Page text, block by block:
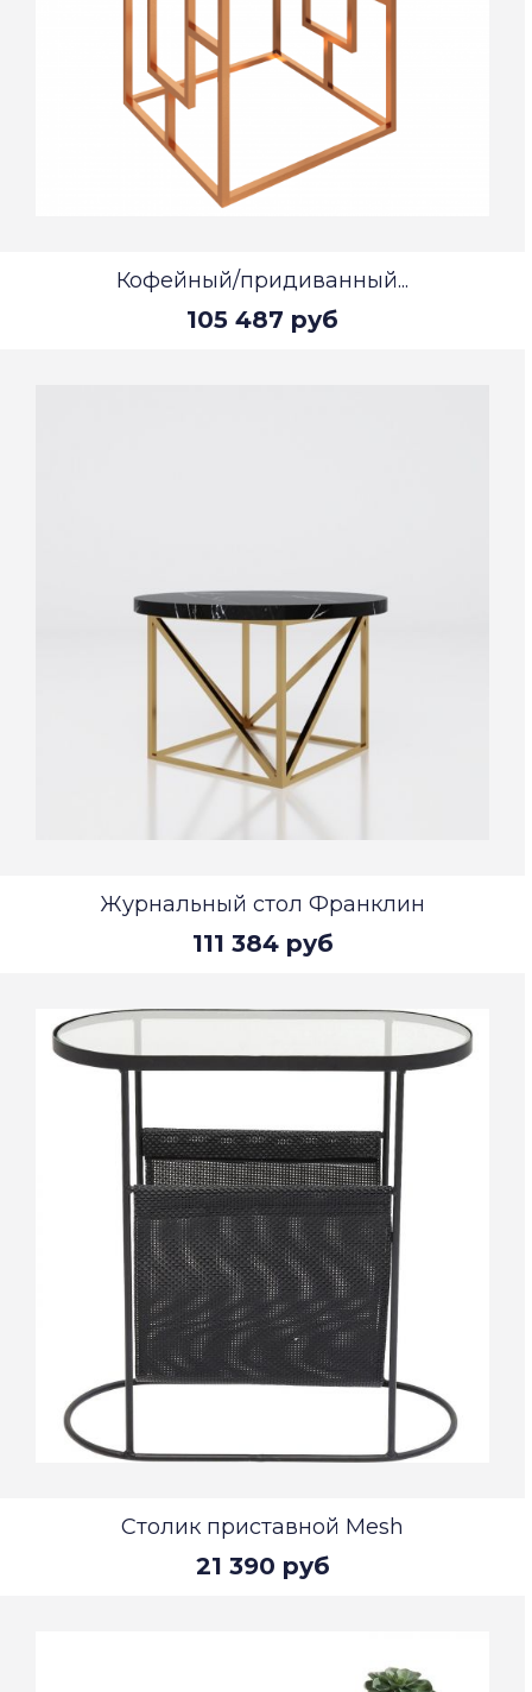
Кофейный/придиванный...
105 487 руб
Журнальный стол Франклин
111 384 руб
Столик приставной Mesh
21 390 руб